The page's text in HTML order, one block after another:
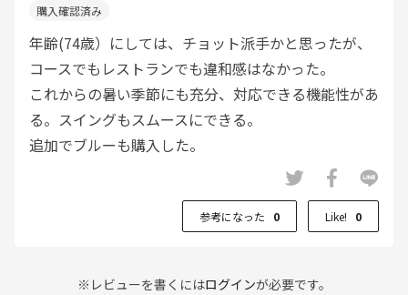
年齢(74歳）にしては、チョット派手かと思ったが、
コースでもレストランでも違和感はなかった。
これからの暑い季節にも充分、対応できる機能性があ
る。スイングもスムースにできる。
追加でブルーも購入した。
参考になった 0 Like! 0
※レビューを書くにはログインが必要です。